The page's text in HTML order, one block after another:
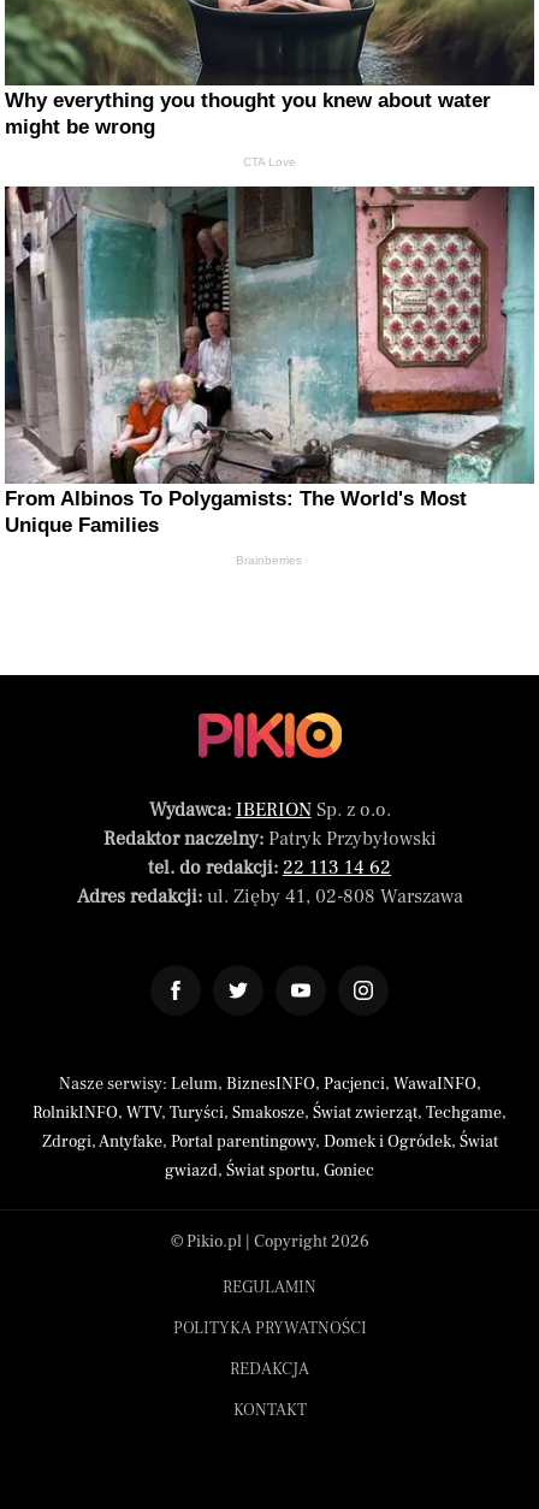
Why everything you thought you knew about water
might be wrong
CTA Love
From Albinos To Polygamists: The World's Most
Unique Families
Brainberries
Wydawca: IBERIONSp. z o.o.
Redaktor naczelny:Patryk Przybyłowski
tel. do redakcji: 22 113 14 62
Adres redakcji:ul. Zięby 41, 02-808 Warszawa
Nasze serwisy: Lelum, BiznesINFO, Pacjenci, WawaINFO,
RolnikINFO, WTV, Turyści, Smakosze, Świat zwierząt, Techgame,
Zdrogi,Antyfake, Portal parentingowy, Domek i Ogródek, Świat
gwiazd, Świat sportu, Goniec
© Pikio.pl | Copyright 2026
REGULAMIN
POLITYKA PRYWATNOŚCI
REDAKCJA
KONTAKT